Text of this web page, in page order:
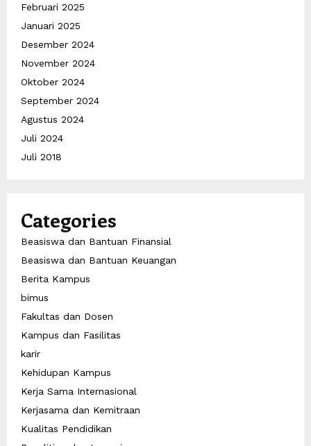
Februari 2025
Januari 2025
Desember 2024
November 2024
Oktober 2024
September 2024
Agustus 2024
Juli 2024
Juli 2018
Categories
Beasiswa dan Bantuan Finansial
Beasiswa dan Bantuan Keuangan
Berita Kampus
bimus
Fakultas dan Dosen
Kampus dan Fasilitas
karir
Kehidupan Kampus
Kerja Sama Internasional
Kerjasama dan Kemitraan
Kualitas Pendidikan